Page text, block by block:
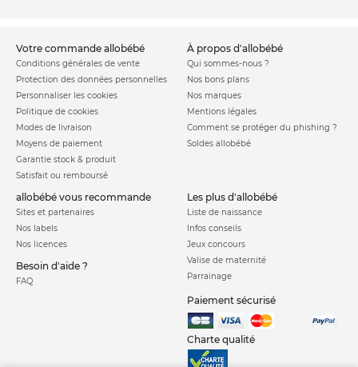
votre commande allobébé
Conditions générales de vente
Protection des données personnelles
Personnaliser les cookies
Politique de cookies
Modes de livraison
Moyens de paiement
Garantie stock & produit
Satisfait ou remboursé
à propos d'allobébé
Qui sommes-nous ?
Nos bons plans
Nos marques
Mentions légales
Comment se protéger du phishing ?
Soldes allobébé
allobébé vous recommande
Sites et partenaires
Nos labels
Nos licences
Besoin d'aide ?
FAQ
les plus d'allobébé
Liste de naissance
Infos conseils
Jeux concours
Valise de maternité
Parrainage
Paiement sécurisé
Charte qualité